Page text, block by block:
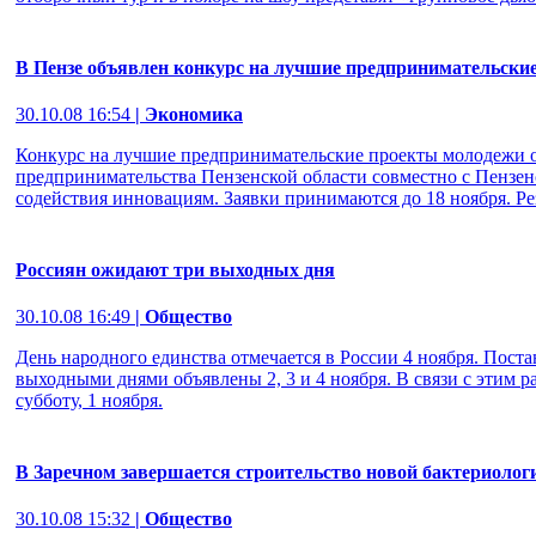
В Пензе объявлен конкурс на лучшие
30.10.08 16:54 | Экономика
Конкурс на лучшие предпринимательские проекты молодежи
предпринимательства Пензенской области совместно с
содействия инновациям. Заявки принимаются до 18 ноября.
Россиян ожидают три выходных дня
30.10.08 16:49 | Общество
День народного единства отмечается в России 4 ноября.
выходными днями объявлены 2, 3 и 4 ноября. В связи с этим
субботу, 1 ноября.
В Заречном завершается строительство новой
30.10.08 15:32 | Общество